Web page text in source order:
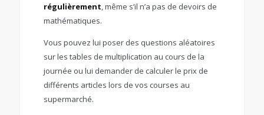
régulièrement, même s’il n’a pas de devoirs de
mathématiques.
Vous pouvez lui poser des questions aléatoires
sur les tables de multiplication au cours de la
journée ou lui demander de calculer le prix de
différents articles lors de vos courses au
supermarché.